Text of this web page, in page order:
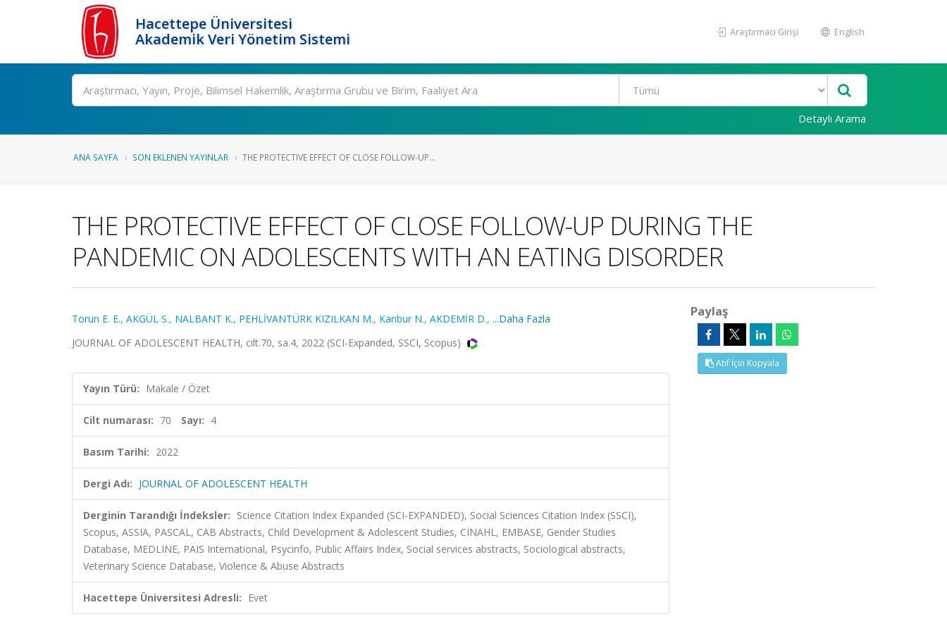
Hacettepe Üniversitesi
Akademik Veri Yönetim Sistemi
Araştırmacı Girişi English
Ara
Detaylı Arama
ANA SAYFA SON EKLENEN YAYINLAR THE PROTECTIVE EFFECT OF CLOSE FOLLOW-UP...
THE PROTECTIVE EFFECT OF CLOSE FOLLOW-UP DURING THE
PANDEMIC ON ADOLESCENTS WITH AN EATING DISORDER
Torun E. E., AKGÜL S., NALBANT K., PEHLİVANTÜRK KIZILKAN M., Kanbur N., AKDEMİR D., ...Daha Fazla
JOURNAL OF ADOLESCENT HEALTH, cilt.70, sa.4, 2022 (SCI-Expanded, SSCI, Scopus)
Yayın Türü: Makale / Özet
Cilt numarası: 70 Sayı: 4
Basım Tarihi: 2022
Dergi Adı: JOURNAL OF ADOLESCENT HEALTH
Derginin Tarandığı İndeksler: Science Citation Index Expanded (SCI-EXPANDED), Social Sciences Citation Index (SSCI),
Scopus, ASSIA, PASCAL, CAB Abstracts, Child Development & Adolescent Studies, CINAHL, EMBASE, Gender Studies
Database, MEDLINE, PAIS International, Psycinfo, Public Affairs Index, Social services abstracts, Sociological abstracts,
Veterinary Science Database, Violence & Abuse Abstracts
Hacettepe Üniversitesi Adresli: Evet
Paylaş
Atıf İçin Kopyala